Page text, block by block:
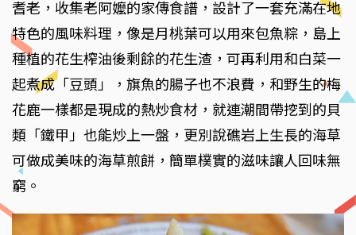
耆老，收集老阿嬤的家傳食譜，設計了一套充滿在地
特色的風味料理，像是月桃葉可以用來包魚粽，島上
種植的花生榨油後剩餘的花生渣，可再利用和白菜一
起煮成「豆頭」，旗魚的腸子也不浪費，和野生的梅
花鹿一樣都是現成的熱炒食材，就連潮間帶挖到的貝
類「鐵甲」也能炒上一盤，更別說礁岩上生長的海草
可做成美味的海草煎餅，簡單樸實的滋味讓人回味無
窮。